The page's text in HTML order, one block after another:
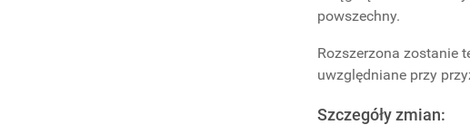
powszechny.
Rozszerzona zostanie
uwzględniane przy
Szczegóły zmian: